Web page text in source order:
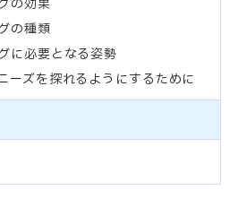
の効果
の種類
に必要となる姿勢
ーズを探れるようにするために